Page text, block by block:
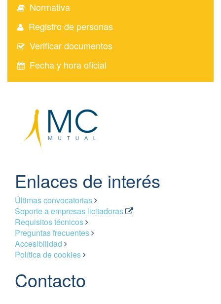
Normativa
Registro de personas
Verificar documentos
Fecha y hora oficial
Enlaces de interés
Últimas convocatorias
Soporte a empresas licitadoras
Requisitos técnicos
Preguntas frecuentes
Accesibilidad
Política de cookies
Contacto